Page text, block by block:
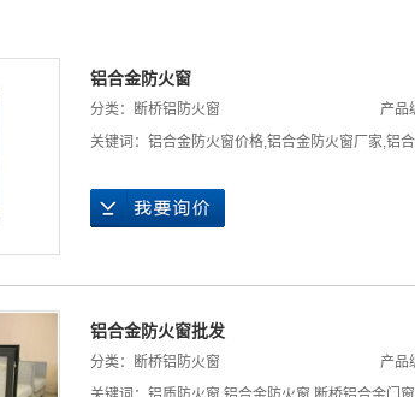
铝合金防火窗
分类： 断桥铝防火窗 产品
关键词： 铝合金防火窗价格,铝合金防火窗厂家,铝
铝合金防火窗批发
分类： 断桥铝防火窗 产品